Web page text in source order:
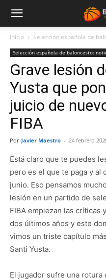
Inicio Selección española de
Selección española de baloncesto:
Grave lesión
Yusta que
juicio de
FIBA
Por Javier Maestro - 24 febrero
Está claro que te puedes
pero es el que te paga y al
junio. Eso pensamos
lesión en un partido de
FIBA empiezan las críticas
dos últimos años y este
vimos un triste capítulo
Santi Yusta.
El jugador sufre una rotura